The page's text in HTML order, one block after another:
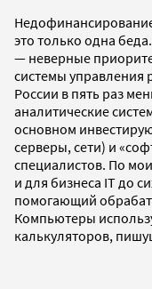
это только одна
— неверные
системы управления
России в пять раз
аналитические
основном
серверы, сети) и
специалистов. По
и для бизнеса IT до
помогающий
Компьютеры
калькуляторов,